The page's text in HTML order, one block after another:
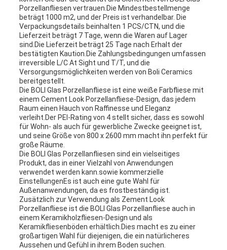
Porzellanfliesen vertrauen.Die Mindestbestellmenge
beträgt 1000 m2, und der Preis ist verhandelbar. Die
Verpackungsdetails beinhalten 1 PCS/CTN, und die
Lieferzeit beträgt 7 Tage, wenn die Waren auf Lager
sind.Die Lieferzeit beträgt 25 Tage nach Erhalt der
bestätigten Kaution.Die Zahlungsbedingungen umfassen
irreversible L/C At Sight und T/T, und die
Versorgungsmöglichkeiten werden von Boli Ceramics
bereitgestellt.
Die BOLI Glas Porzellanfliese ist eine weiße Farbfliese mit
einem Cement Look Porzellanfliese-Design, das jedem
Raum einen Hauch von Raffinesse und Eleganz
verleiht.Der PEI-Rating von 4 stellt sicher, dass es sowohl
für Wohn- als auch für gewerbliche Zwecke geeignet ist,
und seine Größe von 800 x 2600 mm macht ihn perfekt für
große Räume.
Die BOLI Glas Porzellanfliesen sind ein vielseitiges
Produkt, das in einer Vielzahl von Anwendungen
verwendet werden kann.sowie kommerzielle
EinstellungenEs ist auch eine gute Wahl für
Außenanwendungen, da es frostbeständig ist.
Zusätzlich zur Verwendung als Zement Look
Porzellanfliese ist die BOLI Glas Porzellanfliese auch in
einem Keramikholzfliesen-Design und als
Keramikfliesenböden erhältlich.Dies macht es zu einer
großartigen Wahl für diejenigen, die ein natürlicheres
Aussehen und Gefühl in ihrem Boden suchen.